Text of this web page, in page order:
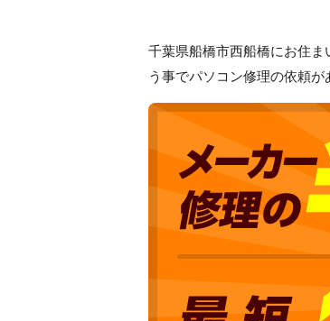
千葉県船橋市西船橋にお住
う事でパソコン修理の依頼が